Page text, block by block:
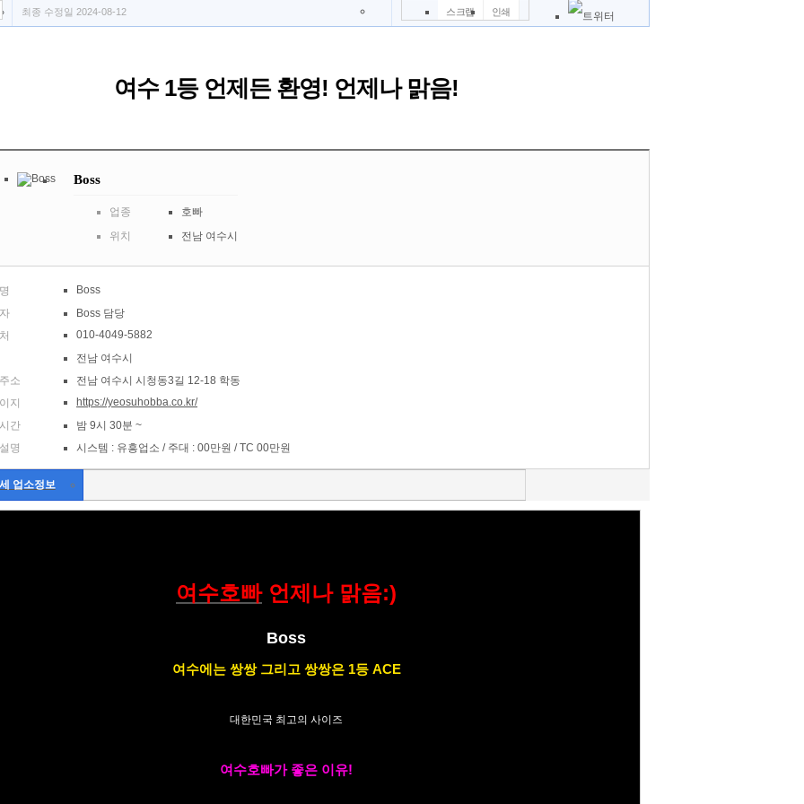
최종 수정일 2024-08-12 스크랩 인쇄
여수 1등 언제든 환영! 언제나 맑음!
Boss
업종
호빠
위치
전남 여수시
Boss
Boss 담당
010-4049-5882
전남 여수시
소
전남 여수시 시청동3길 12-18 학동
지
https://yeosuhobba.co.kr/
간
밤 9시 30분 ~
명
시스템 : 유흥업소 / 주대 : 00만원 / TC 00만원
업소정보
여수호빠언제나 맑음:)
Boss
여수에는 쌍쌍 그리고 쌍쌍은 1등 ACE
대한민국 최고의 사이즈
여수호빠가 좋은 이유!